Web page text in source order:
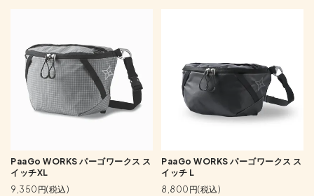
PaaGo WORKS パーゴワークス ス
イッチXL
9,350円(税込)
PaaGo WORKS パーゴワークス ス
イッチ L
8,800円(税込)